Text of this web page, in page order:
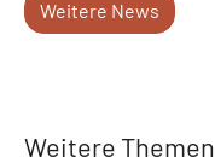
Weitere News
Weitere Themen